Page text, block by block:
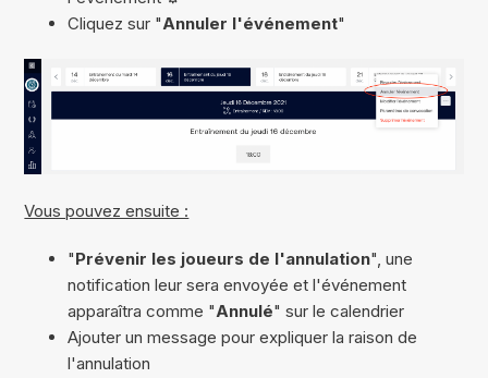
Cliquez sur "Annuler l'événement"
Vous pouvez ensuite :
"Prévenir les joueurs de l'annulation", une
notification leur sera envoyée et l'événement
apparaîtra comme "Annulé" sur le calendrier
Ajouter un message pour expliquer la raison de
l'annulation